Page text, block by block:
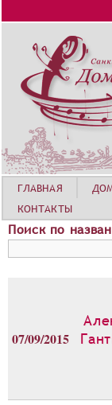
Поиск по
07/09/2015
ГЛАВНАЯ
КОНТАКТЫ